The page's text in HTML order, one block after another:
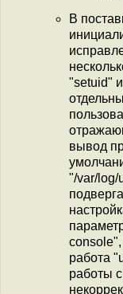
В
"setuid"
вывод
"/var/log/
работа
работы